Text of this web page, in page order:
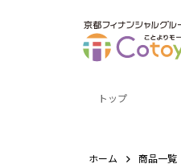
トップ
ホーム 商品一覧